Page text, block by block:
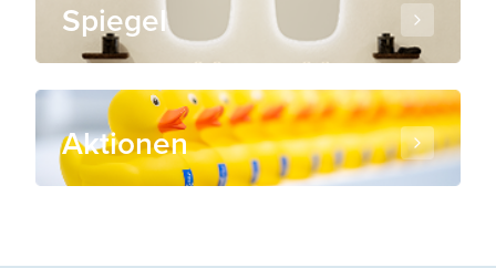
Spiegel
Aktionen